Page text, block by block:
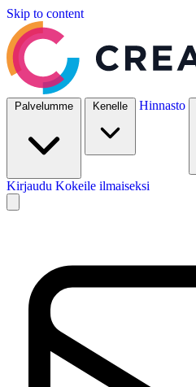
Skip to content
Palvelumme Kenelle Hinnasto
Kirjaudu Kokeile ilmaiseksi